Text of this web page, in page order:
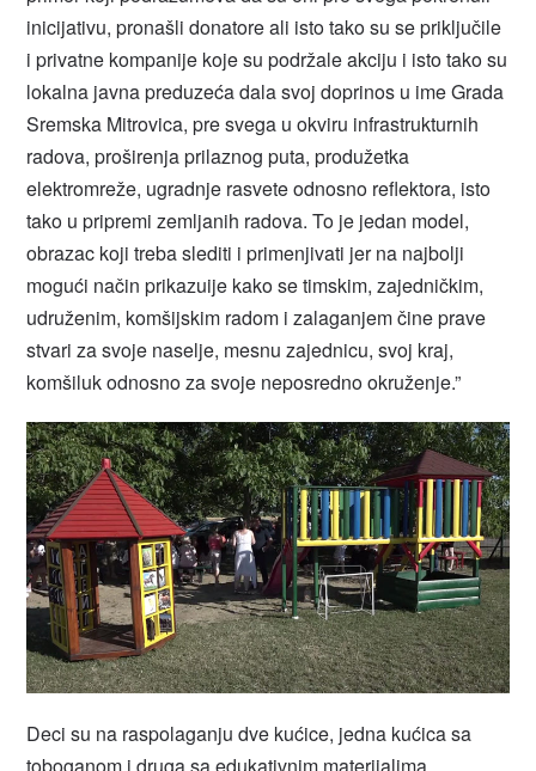
inicijativu, pronašli donatore ali isto tako su se priključile
i privatne kompanije koje su podržale akciju i isto tako su
lokalna javna preduzeća dala svoj doprinos u ime Grada
Sremska Mitrovica, pre svega u okviru infrastrukturnih
radova, proširenja prilaznog puta, produžetka
elektromreže, ugradnje rasvete odnosno reflektora, isto
tako u pripremi zemljanih radova. To je jedan model,
obrazac koji treba slediti i primenjivati jer na najbolji
mogući način prikazuije kako se timskim, zajedničkim,
udruženim, komšijskim radom i zalaganjem čine prave
stvari za svoje naselje, mesnu zajednicu, svoj kraj,
komšiluk odnosno za svoje neposredno okruženje.”
Deci su na raspolaganju dve kućice, jedna kućica sa